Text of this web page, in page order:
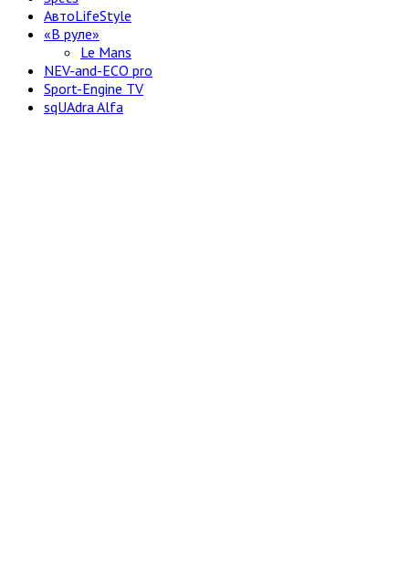
АвтоLifeStyle
«В руле»
Le Mans
NEV-and-ECO pro
Sport-Engine TV
sqUAdra Alfa